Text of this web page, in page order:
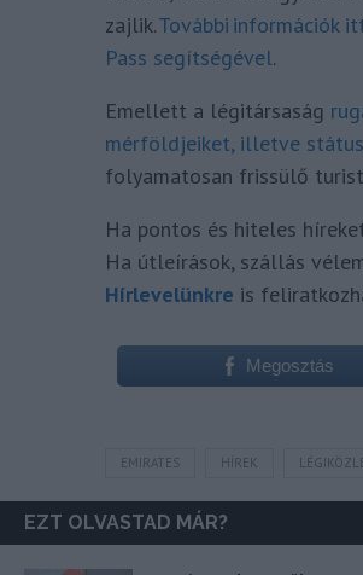
zajlik.További információk
Pass segítségével.
Emellett a légitársaság
mérföldjeiket, illetve
folyamatosan frissülő
Ha pontos és hiteles
Ha útleírások, szállás
Hírlevelünkre is
Megosztás
EMIRATES HÍREK
EZT OLVASTAD MÁR?